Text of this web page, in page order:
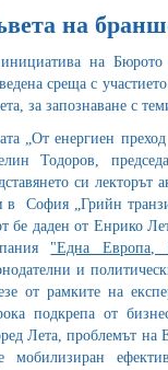
на
на
среща с
за запознаване с
„От енергиен
Тодоров,
си лекторът
в София „Грийн
бе даден от Енрико
"Една Европа,
и
от рамките на
подкрепа от
Лета, проблемът на
мобилизиран